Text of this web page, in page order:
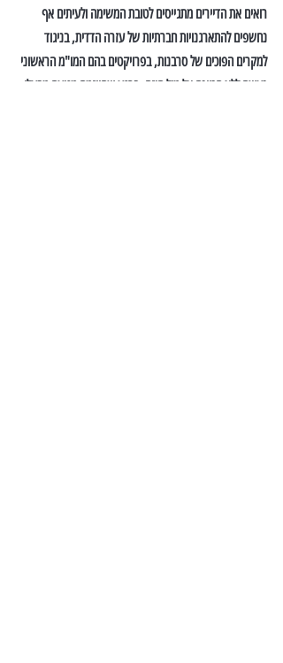
רואים את הדיירים מתגייסים לטובת המשימה ולעיתים אף
נחשפים להתארגנויות חברתיות של עזרה הדדית, בניגוד
למקרים הפוכים של סרבנות, בפרויקטים בהם המו"מ הראשוני
נעשה ללא הכוונה אל מול היזם. ברגע שהיוזמה מגיעה מבעלי